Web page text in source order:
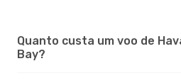
Quanto custa um voo de
Bay?